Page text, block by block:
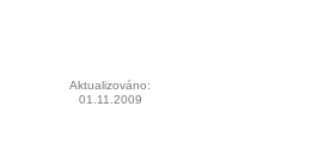
Aktualizováno:
01.11.2009